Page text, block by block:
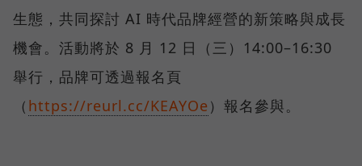
生態，共同探討 AI 時代品牌經營的新策略與成長
機會。活動將於 8 月 12 日（三）14:00–16:30
舉行，品牌可透過報名頁
（ https://reurl.cc/KEAYOe ）報名參與。